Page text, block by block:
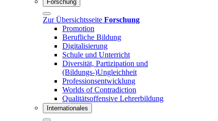
Forschung
Zur Übersichtsseite Forschung
Promotion
Berufliche Bildung
Digitalisierung
Schule und Unterricht
Diversität, Partizipation und
(Bildungs-)Ungleichheit
Professionsentwicklung
Worlds of Contradiction
Qualitätsoffensive Lehrerbildung
Internationales